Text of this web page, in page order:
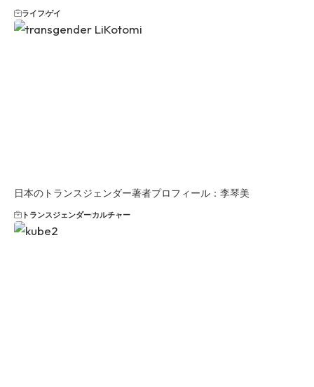
ライフゲイ
日本のトランスジェンダー著者プロフィール：李琴美
トランスジェンダーカルチャー